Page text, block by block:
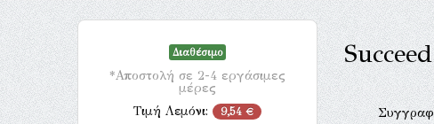
Διαθέσιμο
*Αποστολή σε 2-4 εργάσιμες
μέρες
Τιμή Λεμόνι: 9,54 €